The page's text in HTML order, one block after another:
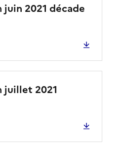
2021 décade
juillet 2021